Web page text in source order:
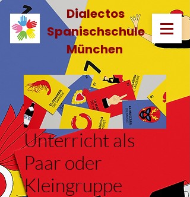
Dialectos
Spanischschule
München
Unterricht als
Paar oder
Kleingruppe